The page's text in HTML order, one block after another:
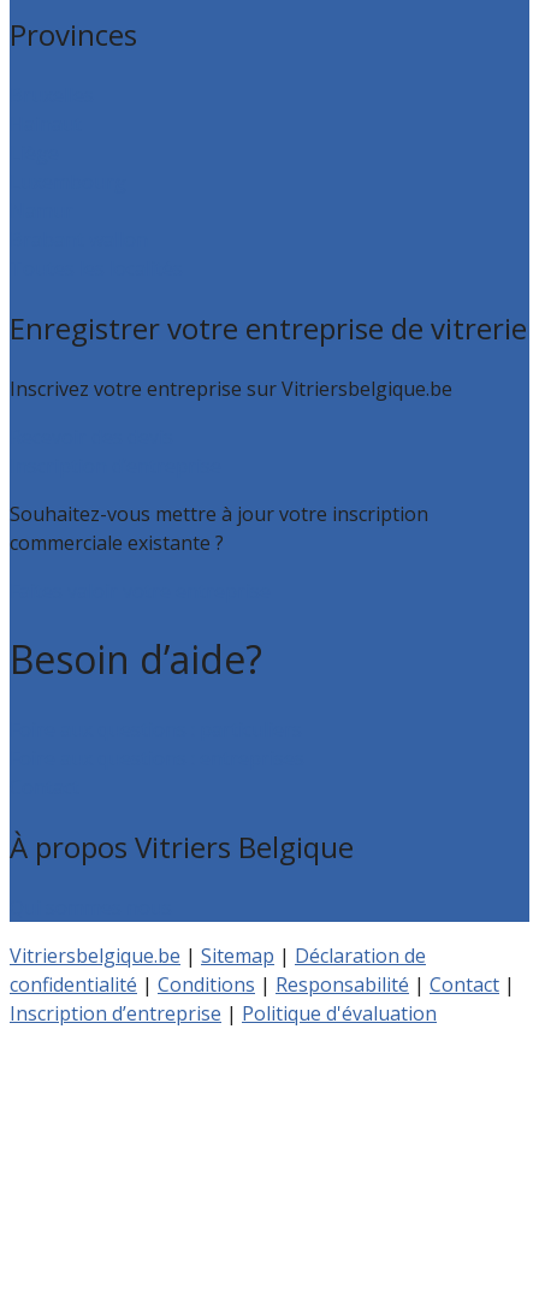
Provinces
Enregistrer votre entreprise de vitrerie
Inscrivez votre entreprise sur Vitriersbelgique.be
Souhaitez-vous mettre à jour votre inscription
commerciale existante ?
Besoin d’aide?
À propos Vitriers Belgique
Vitriersbelgique.be | Sitemap | Déclaration de
confidentialité | Conditions | Responsabilité | Contact |
Inscription d’entreprise | Politique d'évaluation